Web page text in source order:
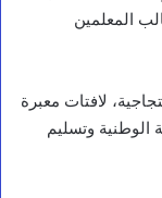
المعلمين
لافتات معبرة
الوطنية وتسليم